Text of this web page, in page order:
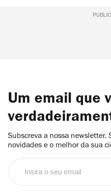
Um email que
Subscreva a nossa newsletter.
novidades e o melhor da sua